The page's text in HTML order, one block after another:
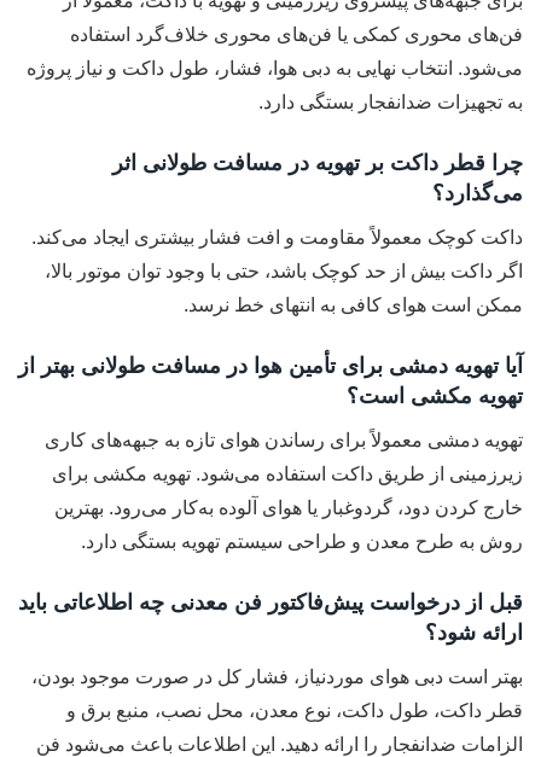
فن‌های محوری کمکی یا فن‌های محوری خلاف‌گرد استفاده
می‌شود. انتخاب نهایی به دبی هوا، فشار، طول داکت و نیاز پروژه
به تجهیزات ضدانفجار بستگی دارد.
چرا قطر داکت بر تهویه در مسافت طولانی اثر
می‌گذارد؟
داکت کوچک معمولاً مقاومت و افت فشار بیشتری ایجاد می‌کند.
اگر داکت بیش از حد کوچک باشد، حتی با وجود توان موتور بالا،
ممکن است هوای کافی به انتهای خط نرسد.
آیا تهویه دمشی برای تأمین هوا در مسافت طولانی بهتر از
تهویه مکشی است؟
تهویه دمشی معمولاً برای رساندن هوای تازه به جبهه‌های کاری
زیرزمینی از طریق داکت استفاده می‌شود. تهویه مکشی برای
خارج کردن دود، گردوغبار یا هوای آلوده به‌کار می‌رود. بهترین
روش به طرح معدن و طراحی سیستم تهویه بستگی دارد.
قبل از درخواست پیش‌فاکتور فن معدنی چه اطلاعاتی باید
ارائه شود؟
بهتر است دبی هوای موردنیاز، فشار کل در صورت موجود بودن،
قطر داکت، طول داکت، نوع معدن، محل نصب، منبع برق و
الزامات ضدانفجار را ارائه دهید. این اطلاعات باعث می‌شود فن